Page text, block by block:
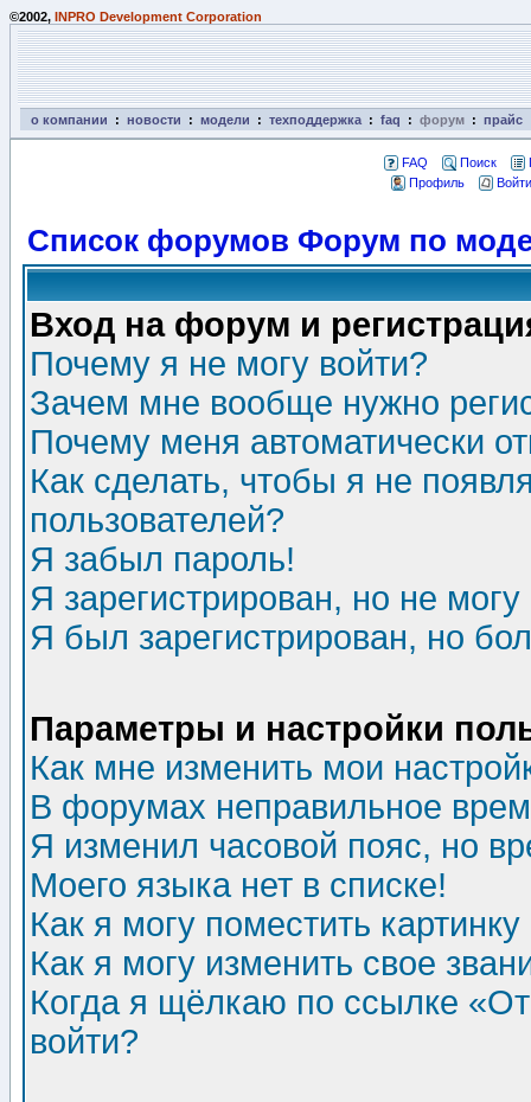
©2002, INPRO Development Corporation
о компании : новости : модели : техподдержка : faq : форум : прайс
FAQ Поиск
Профиль
Список форумов Форум по
Вход на форум и
Почему я не могу войти?
Зачем мне вообще нужно
Почему меня автоматически
Как сделать, чтобы я не
пользователей?
Я забыл пароль!
Я зарегистрирован, но не могу
Я был зарегистрирован, но
Параметры и настройки
Как мне изменить мои
В форумах неправильное
Я изменил часовой пояс, но
Моего языка нет в списке!
Как я могу поместить
Как я могу изменить свое
Когда я щёлкаю по ссылке
войти?